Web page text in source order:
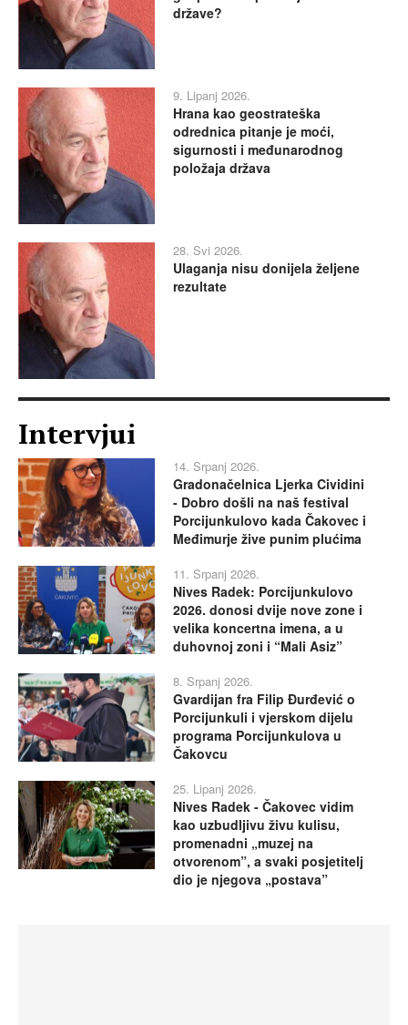
države?
9. Lipanj 2026.
Hrana kao geostrateška
odrednica pitanje je moći,
sigurnosti i međunarodnog
položaja država
28. Svi 2026.
Ulaganja nisu donijela željene
rezultate
Intervjui
14. Srpanj 2026.
Gradonačelnica Ljerka Cividini
- Dobro došli na naš festival
Porcijunkulovo kada Čakovec i
Međimurje žive punim plućima
11. Srpanj 2026.
Nives Radek: Porcijunkulovo
2026. donosi dvije nove zone i
velika koncertna imena, a u
duhovnoj zoni i “Mali Asiz”
8. Srpanj 2026.
Gvardijan fra Filip Đurđević o
Porcijunkuli i vjerskom dijelu
programa Porcijunkulova u
Čakovcu
25. Lipanj 2026.
Nives Radek - Čakovec vidim
kao uzbudljivu živu kulisu,
promenadni „muzej na
otvorenom”, a svaki posjetitelj
dio je njegova „postava”